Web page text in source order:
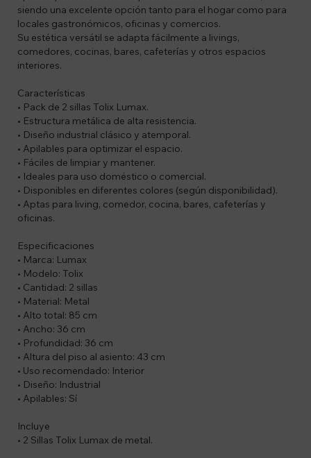
siendo una excelente opción tanto para el hogar como para
locales gastronómicos, oficinas y comercios.
Su estética versátil se adapta fácilmente a livings,
comedores, cocinas, bares, cafeterías y otros espacios
interiores.
Características
• Pack de 2 sillas Tolix Lumax.
• Estructura metálica de alta resistencia.
• Diseño industrial clásico y atemporal.
• Apilables para optimizar el espacio.
• Fáciles de limpiar y mantener.
• Ideales para uso doméstico o comercial.
• Disponibles en diferentes colores (según disponibilidad).
• Aptas para living, comedor, cocina, bares, cafeterías y
oficinas.
Especificaciones
• Marca: Lumax
• Modelo: Tolix
• Cantidad: 2 sillas
• Material: Metal
• Alto total: 85 cm
• Ancho: 36 cm
• Profundidad: 36 cm
• Altura del piso al asiento: 43 cm
• Uso recomendado: Interior
• Diseño: Industrial
• Apilables: Sí
Incluye
• 2 Sillas Tolix Lumax de metal.